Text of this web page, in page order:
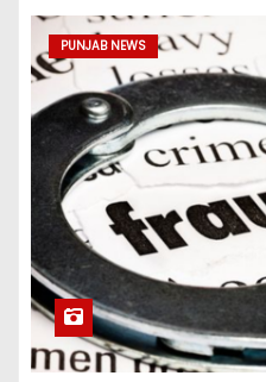
PUNJAB NEWS